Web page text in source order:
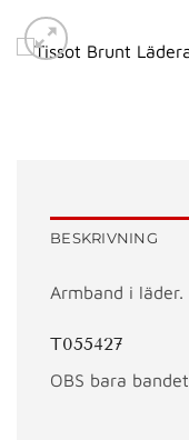
BESKRIVNING
Armband i
T055427
OBS bara